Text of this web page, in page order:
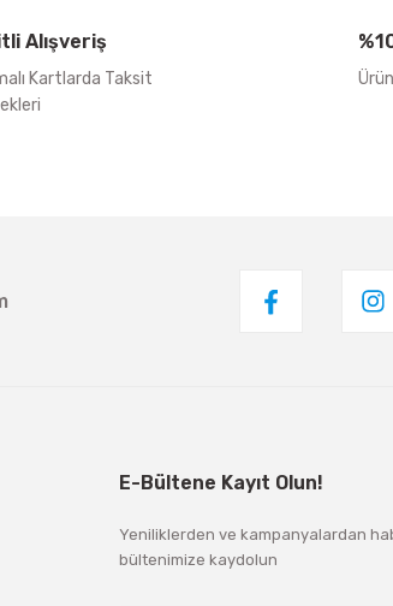
Alışveriş
Kartlarda Taksit
E-Bültene Kayıt Olun!
Yeniliklerden ve kampanyalardan
bültenimize kaydolun